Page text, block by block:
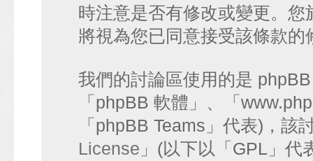
時注意是否有修改或變更。
將視為您已同意接受該條款的
我們的討論區使用的是
「phpBB 軟體」、「
「phpBB Teams」代表)，該
License 」(以下以「GPL」代